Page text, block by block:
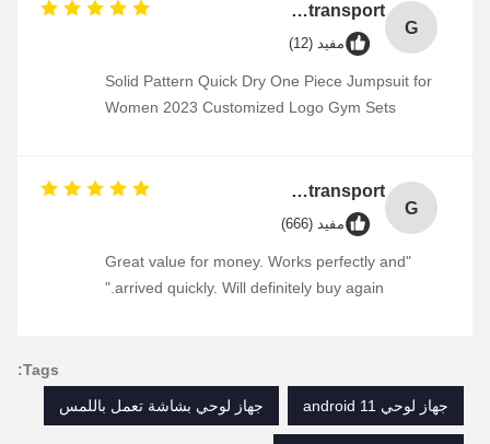
G
GHSL Personalized Heart Shaped Souvenir Metal Badge Custom Enamel Pin Combined transport
مفيد (12)
Solid Pattern Quick Dry One Piece Jumpsuit for
Women 2023 Customized Logo Gym Sets
G
GHSL Personalized Heart Shaped Souvenir Metal Badge Custom Enamel Pin Combined transport
مفيد (666)
"Great value for money. Works perfectly and
arrived quickly. Will definitely buy again."
Tags:
جهاز لوحي android 11 جهاز لوحي بشاشة تعمل باللمس